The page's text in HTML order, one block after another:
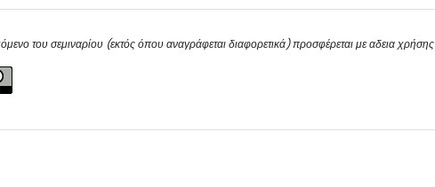
του σεμιναρίου (εκτός όπου αναγράφεται διαφορετικά) προσφέρεται με αδεια χρήσης